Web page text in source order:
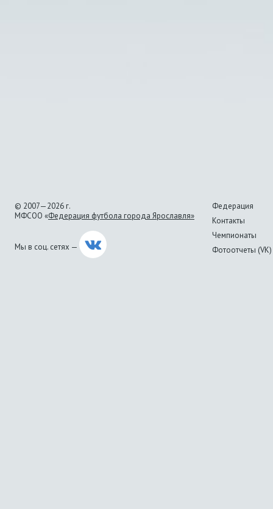
© 2007—2026 г.
МФСОО «Федерация футбола города Ярославля»
Мы в соц. сетях —
Федерация
Контакты
Чемпионаты
Фотоотчеты (VK)